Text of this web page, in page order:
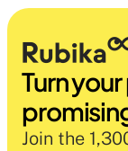
Turn
Join the